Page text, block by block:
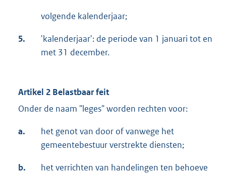
volgende kalenderjaar;
5.
'kalenderjaar': de periode van 1 januari tot en
met 31 december.
Artikel 2 Belastbaar feit
Onder de naam "leges" worden rechten voor:
a.
het genot van door of vanwege het
gemeentebestuur verstrekte diensten;
b.
het verrichten van handelingen ten behoeve